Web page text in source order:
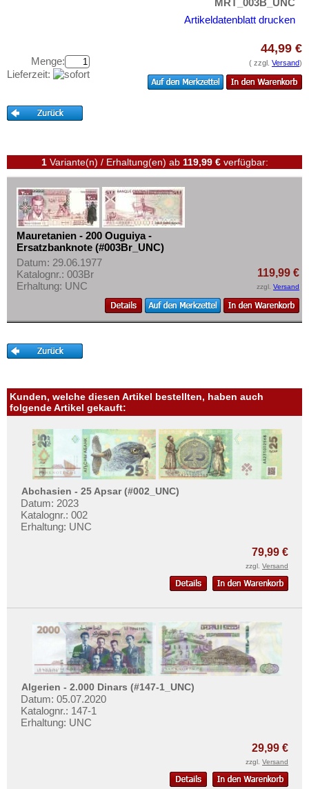
Ruanda-Burundi
Sambia
Sao Tome & Principe
Senegal
Sierra Leone
Somalia
Somaliland
St. Helena
Süd Sudan
Südafrika
Sudan
Togo
Tunesien
Uganda
Westafrikanische Staaten
Zaire
Zentralafrikanische Republik
Zentralafrikanische Staaten
Zimbabwe
Aufbewahrung
Ihre Bewertungen
Informationen
Preislisten
Ankauf
Erhaltungsgrade
Gratisbanknoten
FAQ
Privatsphäre und Datenschutz
Liefer- und Versandkosten
Impressum
MRT_003B_UNC
Artikeldatenblatt drucken
Menge:
Lieferzeit:
44,99 €
( zzgl. Versand)
1Variante(n) / Erhaltung(en) ab 119,99 €verfügbar:
Mauretanien - 200 Ouguiya -
Ersatzbanknote (#003Br_UNC)
Datum: 29.06.1977
Katalognr.: 003Br
Erhaltung: UNC
119,99 €
zzgl. Versand
Kunden, welche diesen Artikel bestellten, haben auch
folgende Artikel gekauft:
Abchasien - 25 Apsar (#002_UNC)
Datum: 2023
Katalognr.: 002
Erhaltung: UNC
79,99 €
zzgl. Versand
Algerien - 2.000 Dinars (#147-1_UNC)
Datum: 05.07.2020
Katalognr.: 147-1
Erhaltung: UNC
29,99 €
zzgl. Versand